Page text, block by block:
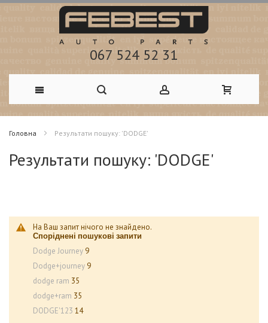
067 524 52 31
Skip
to
Content
Головна Результати пошуку: 'DODGE'
Результати пошуку: 'DODGE'
На Ваш запит нічого не знайдено.
Споріднені пошукові запити
Dodge Journey 9
Dodge+journey 9
dodge ram 35
dodge+ram 35
DODGE'123 14